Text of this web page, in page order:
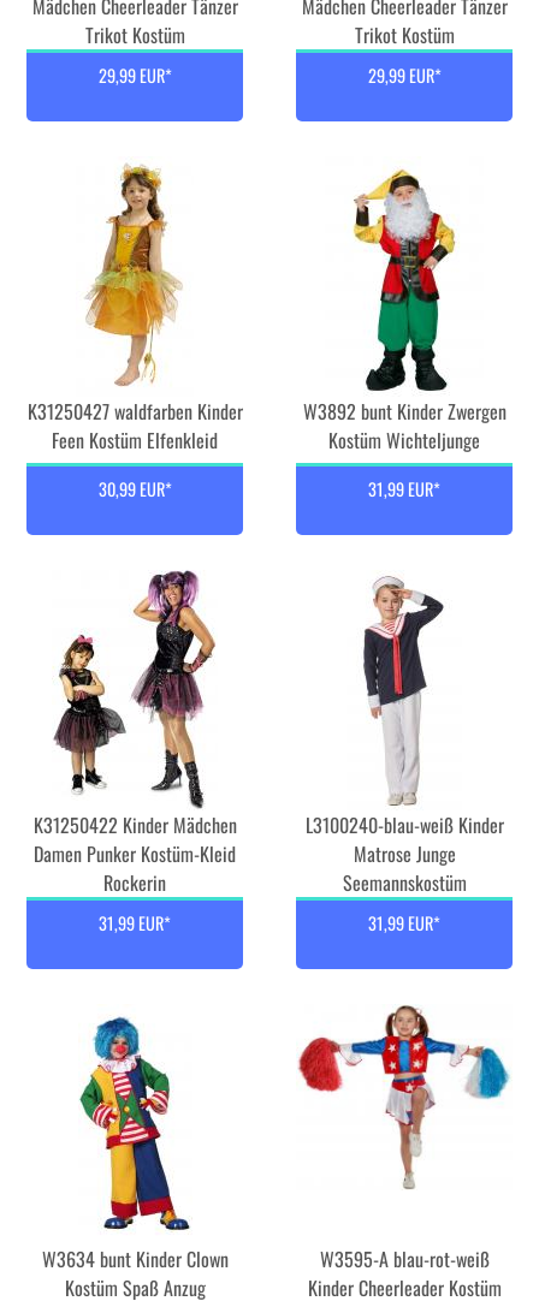
Mädchen Cheerleader Tänzer
Trikot Kostüm
29,99 EUR*
Mädchen Cheerleader Tänzer
Trikot Kostüm
29,99 EUR*
K31250427 waldfarben Kinder
Feen Kostüm Elfenkleid
30,99 EUR*
W3892 bunt Kinder Zwergen
Kostüm Wichteljunge
31,99 EUR*
K31250422 Kinder Mädchen
Damen Punker Kostüm-Kleid
Rockerin
31,99 EUR*
L3100240-blau-weiß Kinder
Matrose Junge
Seemannskostüm
31,99 EUR*
W3634 bunt Kinder Clown
Kostüm Spaß Anzug
W3595-A blau-rot-weiß
Kinder Cheerleader Kostüm